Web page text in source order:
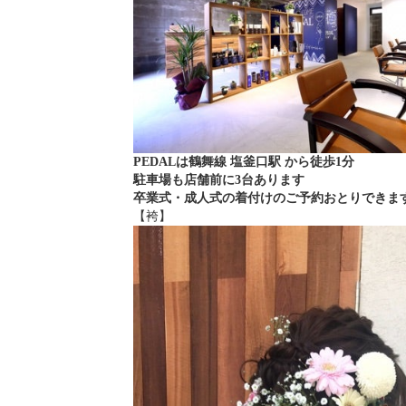
PEDALは鶴舞線 塩釜口駅 から徒歩1分
駐車場も店舗前に3台あります
卒業式・成人式の着付けのご予約おとりでき
【袴】